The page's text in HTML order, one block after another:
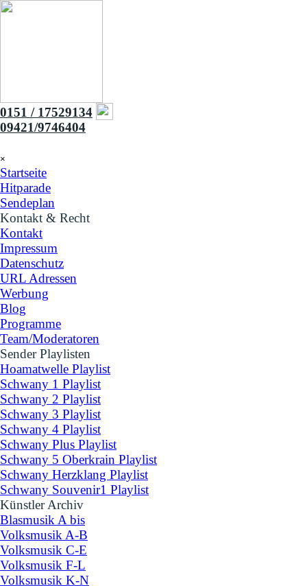
Direkt zum Seiteninhalt
0151 / 17529134
09421/9746404
×
Startseite
Hitparade
Sendeplan
Kontakt & Recht
Kontakt
Impressum
Datenschutz
URL Adressen
Werbung
Blog
Programme
Team/Moderatoren
Sender Playlisten
Hoamatwelle Playlist
Schwany 1 Playlist
Schwany 2 Playlist
Schwany 3 Playlist
Schwany 4 Playlist
Schwany Plus Playlist
Schwany 5 Oberkrain Playlist
Schwany Herzklang Playlist
Schwany Souvenir1 Playlist
Künstler Archiv
Blasmusik A bis
Volksmusik A-B
Volksmusik C-E
Volksmusik F-L
Volksmusik K-N